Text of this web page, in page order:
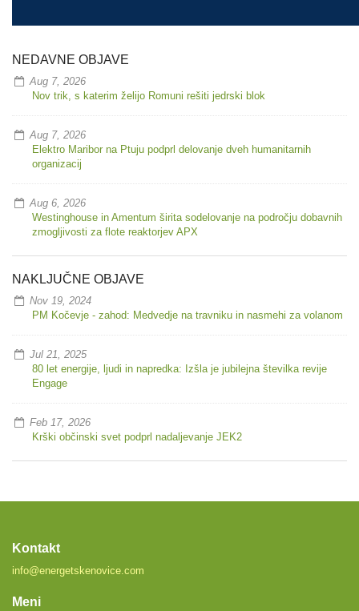
NEDAVNE OBJAVE
Aug 7, 2026
Nov trik, s katerim želijo Romuni rešiti jedrski blok
Aug 7, 2026
Elektro Maribor na Ptuju podprl delovanje dveh humanitarnih
organizacij
Aug 6, 2026
Westinghouse in Amentum širita sodelovanje na področju dobavnih
zmogljivosti za flote reaktorjev APX
NAKLJUČNE OBJAVE
Nov 19, 2024
PM Kočevje - zahod: Medvedje na travniku in nasmehi za volanom
Jul 21, 2025
80 let energije, ljudi in napredka: Izšla je jubilejna številka revije
Engage
Feb 17, 2026
Krški občinski svet podprl nadaljevanje JEK2
Kontakt
info@energetskenovice.com
Meni